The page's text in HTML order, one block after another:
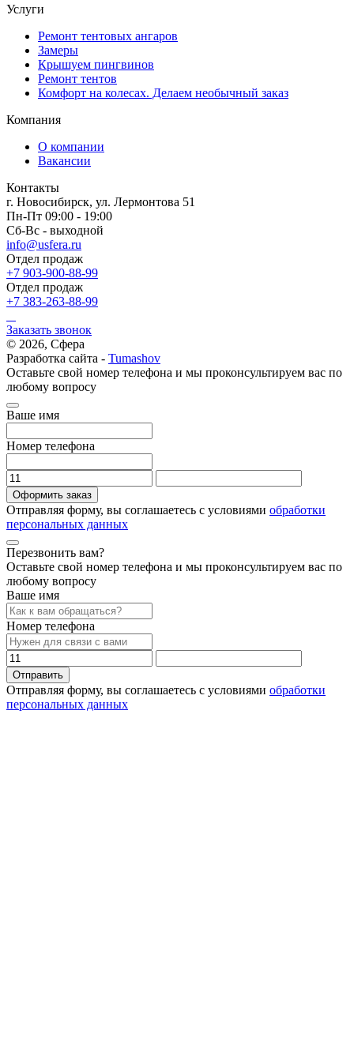
Услуги
Ремонт тентовых ангаров
Замеры
Крышуем пингвинов
Ремонт тентов
Комфорт на колесах. Делаем необычный заказ
Компания
О компании
Вакансии
Контакты
г. Новосибирск, ул. Лермонтова 51
Пн-Пт 09:00 - 19:00
Сб-Вс - выходной
info@usfera.ru
Отдел продаж
+7 903-900-88-99
Отдел продаж
+7 383-263-88-99
Заказать звонок
© 2026, Сфера
Разработка сайта - Tumashov
Оставьте свой номер телефона и мы проконсультируем вас по
любому вопросу
Ваше имя
Номер телефона
Оформить заказ
Отправляя форму, вы соглашаетесь с условиями обработки
персональных данных
Перезвонить вам?
Оставьте свой номер телефона и мы проконсультируем вас по
любому вопросу
Ваше имя
Номер телефона
Отправить
Отправляя форму, вы соглашаетесь с условиями обработки
персональных данных